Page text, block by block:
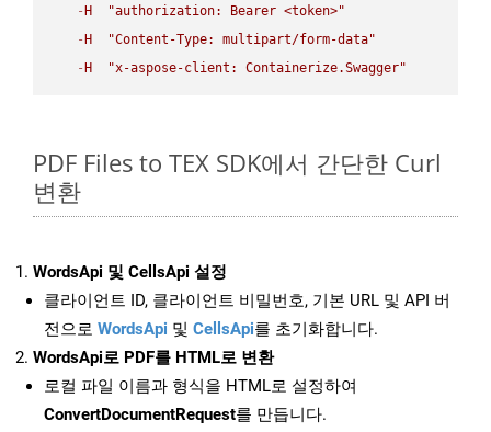
- H
"authorization: Bearer <token>"
- H
"Content-Type: multipart/form-data"
- H "x-aspose-client: Containerize.Swagger"
PDF Files to TEX SDK에서 간단한 Curl
변환
WordsApi 및 CellsApi 설정
클라이언트 ID, 클라이언트 비밀번호, 기본 URL 및 API 버
전으로 WordsApi 및 CellsApi를 초기화합니다.
WordsApi로 PDF를 HTML로 변환
로컬 파일 이름과 형식을 HTML로 설정하여
ConvertDocumentRequest를 만듭니다.